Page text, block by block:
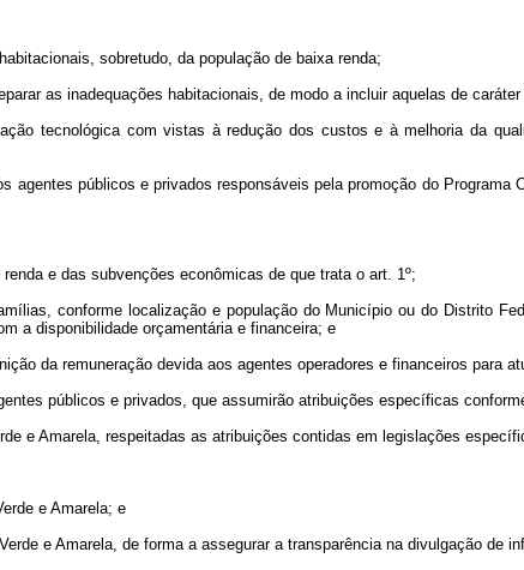
sobretudo, da população de baixa renda;
as inadequações habitacionais, de modo a incluir aquelas de
tecnológica com vistas à redução dos custos e à melhoria da
agentes públicos e privados responsáveis pela promoção do
e das subvenções econômicas de que trata o art. 1º;
conforme localização e população do Município ou do Distrito
a disponibilidade orçamentária e financeira; e
da remuneração devida aos agentes operadores e financeiros para
públicos e privados, que assumirão atribuições específicas
e Amarela, respeitadas as atribuições contidas em legislações
e Amarela; e
e Amarela, de forma a assegurar a transparência na divulgação de